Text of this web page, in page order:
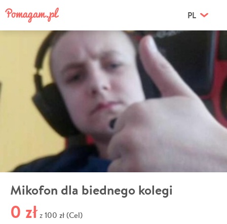
PL
Mikofon dla biednego kolegi
0 zł z 100 zł (Cel)